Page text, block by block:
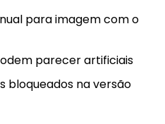
para imagem com o
parecer artificiais
bloqueados na versão